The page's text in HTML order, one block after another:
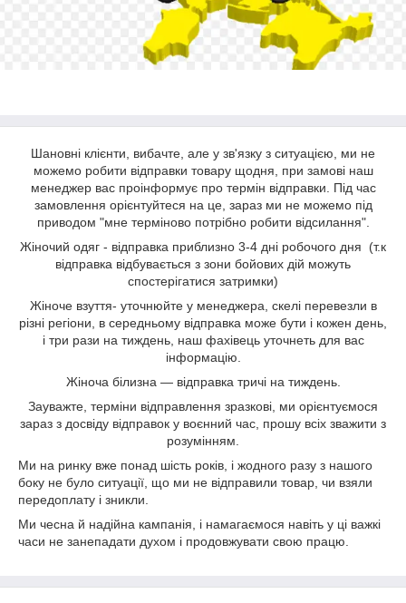
Шановні клієнти, вибачте, але у зв'язку з ситуацією, ми не
можемо робити відправки товару щодня, при замові наш
менеджер вас проінформує про термін відправки. Під час
замовлення орієнтуйтеся на це, зараз ми не можемо під
приводом "мне терміново потрібно робити відсилання".
Жіночий одяг - відправка приблизно 3-4 дні робочого дня (т.к
відправка відбувається з зони бойових дій можуть
спостерігатися затримки)
Жіноче взуття- уточнюйте у менеджера, скелі перевезли в
різні регіони, в середньому відправка може бути і кожен день,
і три рази на тиждень, наш фахівець уточнеть для вас
інформацію.
Жіноча білизна — відправка тричі на тиждень.
Зауважте, терміни відправлення зразкові, ми орієнтуємося
зараз з досвіду відправок у воєнний час, прошу всіх зважити з
розумінням.
Ми на ринку вже понад шість років, і жодного разу з нашого
боку не було ситуації, що ми не відправили товар, чи взяли
передоплату і зникли.
Ми чесна й надійна кампанія, і намагаємося навіть у ці важкі
часи не занепадати духом і продовжувати свою працю.